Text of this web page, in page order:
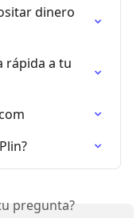
dinero
rápida a tu
pregunta?